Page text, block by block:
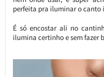
perfeita pra iluminar o canto
É só encostar ali no
ilumina certinho e sem fazer